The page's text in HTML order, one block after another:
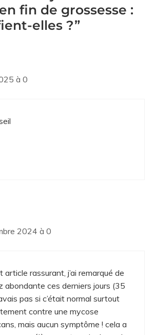
fin de grossesse :
elles ?”
à 0
2024 à 0
article rassurant, j’ai remarqué de
abondante ces derniers jours (35
pas si c’était normal surtout
contre une mycose
mais aucun symptôme ! cela a